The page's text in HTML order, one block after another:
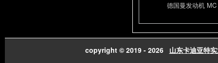
德国曼发动机 MC
copyright © 2019 - 2026 山东卡迪亚特